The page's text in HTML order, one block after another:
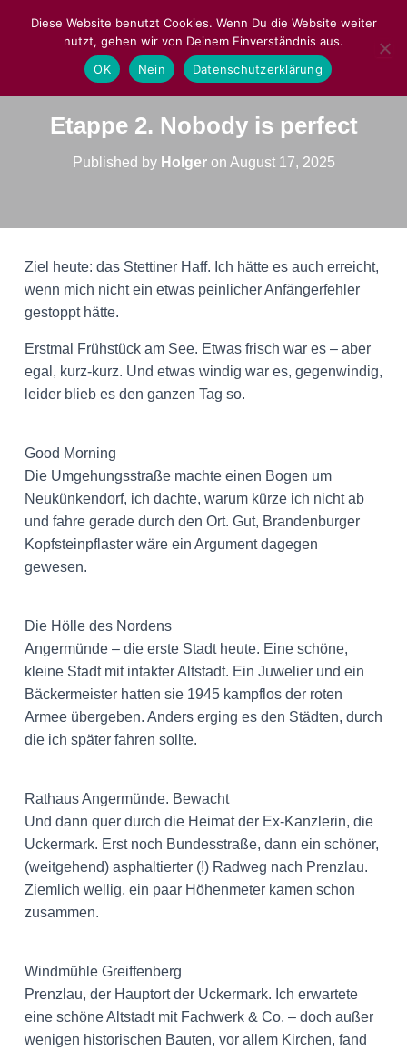
Etappe 2. Nobody is perfect
Published by Holgeron August 17, 2025
Ziel heute: das Stettiner Haff. Ich hätte es auch erreicht,
wenn mich nicht ein etwas peinlicher Anfängerfehler
gestoppt hätte.
Erstmal Frühstück am See. Etwas frisch war es – aber
egal, kurz-kurz. Und etwas windig war es, gegenwindig,
leider blieb es den ganzen Tag so.
Good Morning
Die Umgehungsstraße machte einen Bogen um
Neukünkendorf, ich dachte, warum kürze ich nicht ab
und fahre gerade durch den Ort. Gut, Brandenburger
Kopfsteinpflaster wäre ein Argument dagegen
gewesen.
Die Hölle des Nordens
Angermünde – die erste Stadt heute. Eine schöne,
kleine Stadt mit intakter Altstadt. Ein Juwelier und ein
Bäckermeister hatten sie 1945 kampflos der roten
Armee übergeben. Anders erging es den Städten, durch
die ich später fahren sollte.
Rathaus Angermünde. Bewacht
Und dann quer durch die Heimat der Ex-Kanzlerin, die
Uckermark. Erst noch Bundesstraße, dann ein schöner,
(weitgehend) asphaltierter (!) Radweg nach Prenzlau.
Ziemlich wellig, ein paar Höhenmeter kamen schon
zusammen.
Windmühle Greiffenberg
Prenzlau, der Hauptort der Uckermark. Ich erwartete
eine schöne Altstadt mit Fachwerk & Co. – doch außer
wenigen historischen Bauten, vor allem Kirchen, fand
Diese Website benutzt Cookies. Wenn Du die Website weiter
nutzt, gehen wir von Deinem Einverständnis aus.
OK
Nein Datenschutzerklärung